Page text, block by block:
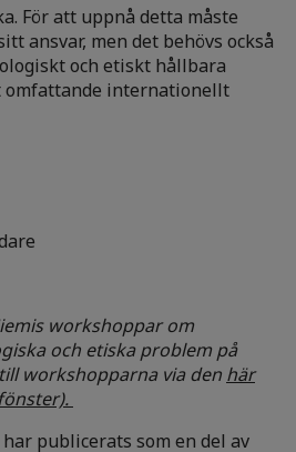
För att uppnå detta måste
ansvar, men det behövs också
och etiskt hållbara
omfattande internationellt
workshoppar om
och etiska problem på
workshopparna via den här
publicerats som en del av